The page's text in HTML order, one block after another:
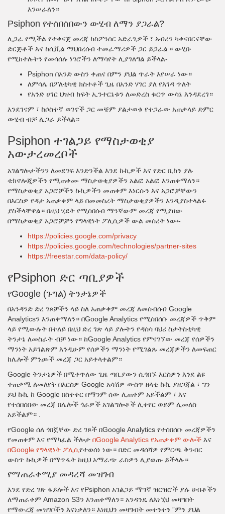
እንሠራለን።
Psiphon የተሰበሰበውን ውሂብ ለማን ያጋራል?
ሊጋራ የሚችል የተቀናጀ መረጃ ከስፖንሰር አድራጊዎች ፣ አብረን ካቀናበርናቸው
ድርጅቶች እና ከሲቪል ማህበረሰብ ተመራማሪዎች ጋር ይጋራል ፡፡ ውሂቡ
የሚከተሉትን የመሳሰሉ ነገሮችን ለማሳየት ሊያገለግል ይችላል-
Psiphon በአንድ ውስን ቀጠና በምን ያህል ጥራት እየሠራ ነው።
ለምሳሌ በፖለቲካዊ ክስተቶች ጊዜ በአንድ ሃገር ያለ የእገዳ ጥለት
የአንድ ሀገር ህዝብ ክፍት ኢንተርኔቱን ለመድረስ ቁርጥ ውሳኔ እንዳደረገ።
እንደገናም ፣ ከሶስተኛ ወገኖች ጋር መቼም ያልታወቁ የተጋራው አጠቃላይ ድምር
ውሂብ ብቻ ሊጋራ ይችላል።
Psiphon ተገልጋይ የማስታወቂያ
አውታረመረቦች
አገልግሎታችንን ለመደገፍ እንድንችል እንደ ኩኪዎች እና የድር ቢከን ያሉ
ቴክኖሎጂዎችን የሚጠቀሙ ማስታወቂያዎችን አልፎ አልፎ እንጠቀማለን።
የማስታወቂያ አጋሮቻችን ኩኪዎችን መጠቀም እነርሱን እና አጋሮቻቸውን
በእርስዎ የዳታ አጠቃቀም ላይ በመመስረት ማስታወቂያዎችን እንዲያስተላልፉ
ያስችላቸዋል። በዚህ ሂደት የሚሰበሰብ ማንኛውም መረጃ የሚያዘው
በማስታወቂያ አጋሮቻቻን የግላዊነት ፖሊሲዎች ውል መሰረት ነው፡-
https://policies.google.com/privacy
https://policies.google.com/technologies/partner-sites
https://freestar.com/data-policy/
የPsiphon ድር ጣቢያዎች
የGoogle (ጉግል) ትንታኔዎች
በአንዳንድ ድረ ገጾቻችን ላይ ስለ አጠቃቀም መረጃ ለመሰብሰብ Google
Analyticsን እንጠቀማለን። በGoogle Analytics የሚሰበሰቡ መረጃዎች ጥቅም
ላይ የሚውሉት በተለይ በዚህ ድረ ገጽ ላይ ያሎትን የዳሰሳ ባህሪ ስታትስቲካዊ
ትንታኔ ለመስራት ብቻ ነው። ከGoogle Analytics የምናገኘው መረጃ የሰዎችን
ማንነት አይገልጽም እንዲሁም የሰዎችን ማንነት የሚገልጹ መረጃዎችን ለመፍጠር
ከሌሎች ምንጮች መረጃ ጋር አይቀላቀልም።
Google ትንታኔዎች በሚቀጥለው ጊዜ ጣቢያውን ሲጎበኙ እርስዎን እንደ ልዩ
ተጠቃሚ ለመለየት በእርስዎ Google አሳሽዎ ውስጥ ዘላቂ ኩኪ ያዘጋጃል ፣ ግን
ይህ ኩኪ ከ Google በስተቀር በማንም ሰው ሊጠቀም አይችልም ፣ እና
የተሰበሰበው መረጃ በሌሎች ጎራዎች አገልግሎቶች ሊቀየር ወይም ሊመለስ
አይችልም። .
የGoogle ሰለ ጎበኟቸው ድረ ገጾች በGoogle Analytics የተሰበሰቡ መረጃዎችን
የመጠቀም እና የማካፈል ችሎታ በGoogle Analytics የአጠቃቀም ውሎች እና
በGoogle የግላዊነት ፖሊሲየተወሰነ ነው። በድር መዳሰሻዎ የምርጫ ቅንብር
ውስጥ ኩኪዎች በማጥፋት ከዚህ አማራጭ ራስዎን ሊያወጡ ይችላሉ።
የማጠራቀሚያ መዳረሻ መዝገብ
እንደ የድረ ገጽ ፋይሎች እና የPsiphon አገልጋይ ማግኛ ዝርዝሮች ያሉ ሀብቶችን
ለማጠራቀም Amazon S3ን እንጠቀማለን። አንዳንዴ ለእነኚህ መዛግበት
የማውረጃ መዝገቦችን እናነቃለን። እነዚህን መዛግብት መተንተን ”ምን ያህል